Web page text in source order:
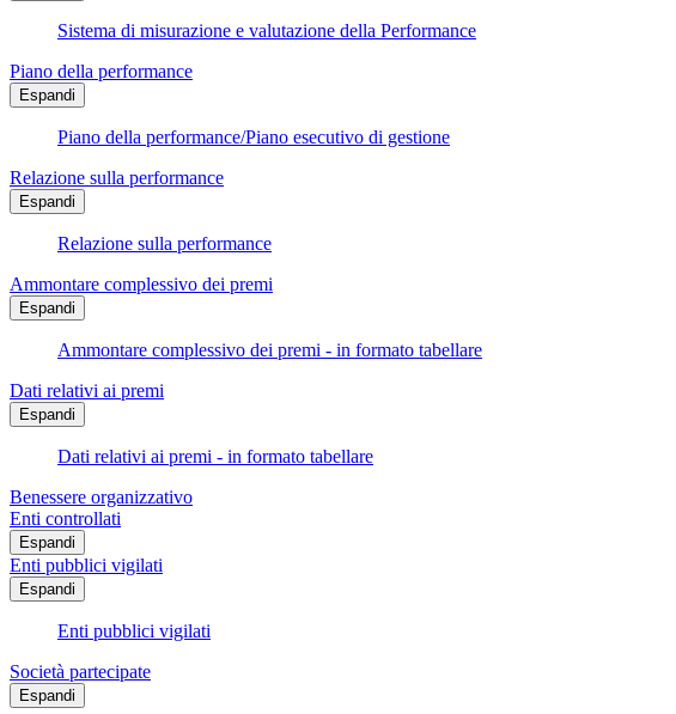
Sistema di misurazione e valutazione della Performance
Piano della performance
Espandi
Piano della performance/Piano esecutivo di gestione
Relazione sulla performance
Espandi
Relazione sulla performance
Ammontare complessivo dei premi
Espandi
Ammontare complessivo dei premi - in formato tabellare
Dati relativi ai premi
Espandi
Dati relativi ai premi - in formato tabellare
Benessere organizzativo
Enti controllati
Espandi
Enti pubblici vigilati
Espandi
Enti pubblici vigilati
Società partecipate
Espandi